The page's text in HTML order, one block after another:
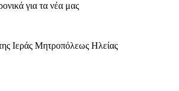
για τα νέα μας
Ιεράς Μητροπόλεως Ηλείας